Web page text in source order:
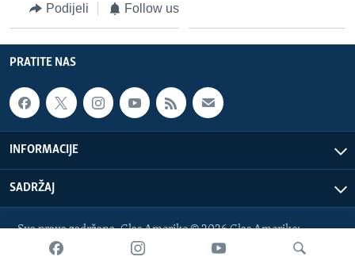
Podijeli Follow us
PRATITE NAS
INFORMACIJE
SADRŽAJ
Sva prava zadržana. Glas Amerike © 2026 Glas Amerike:
bosnian-service@voanews.com